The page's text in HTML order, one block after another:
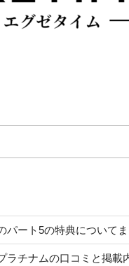
パート5の特典についてま
ラチナムの口コミと掲載